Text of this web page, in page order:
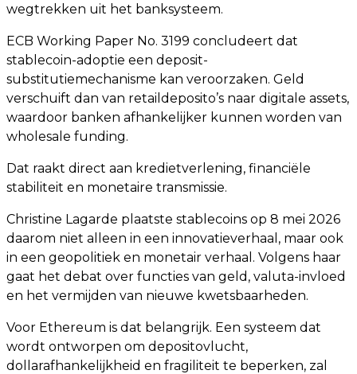
wegtrekken uit het banksysteem.
ECB Working Paper No. 3199 concludeert dat
stablecoin-adoptie een deposit-
substitutiemechanisme kan veroorzaken. Geld
verschuift dan van retaildeposito’s naar digitale assets,
waardoor banken afhankelijker kunnen worden van
wholesale funding.
Dat raakt direct aan kredietverlening, financiële
stabiliteit en monetaire transmissie.
Christine Lagarde plaatste stablecoins op 8 mei 2026
daarom niet alleen in een innovatieverhaal, maar ook
in een geopolitiek en monetair verhaal. Volgens haar
gaat het debat over functies van geld, valuta-invloed
en het vermijden van nieuwe kwetsbaarheden.
Voor Ethereum is dat belangrijk. Een systeem dat
wordt ontworpen om depositovlucht,
dollarafhankelijkheid en fragiliteit te beperken, zal